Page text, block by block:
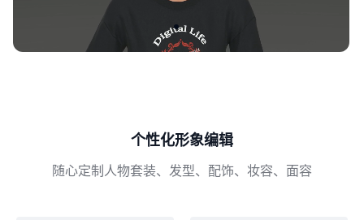
个性化形象编辑
随心定制人物套装、发型、配饰、妆容、面容